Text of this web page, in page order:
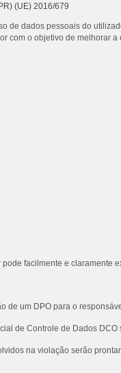
(UE) 2016/679
de dados pessoais do
com o objetivo de melhorar
facilmente e
de um DPO para o
de Controle de Dados DCO
na violação serão